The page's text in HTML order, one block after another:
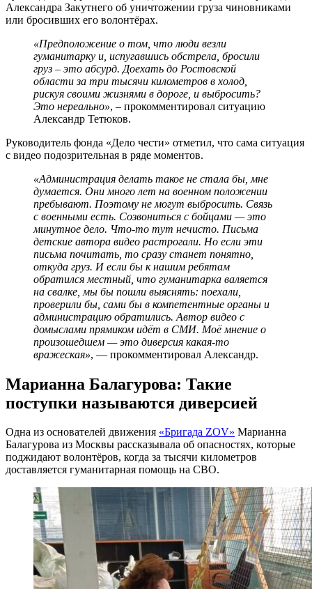
Александра Закутнего об уничтожении груза чиновниками
или бросивших его волонтёрах.
«Предположение о том, что люди везли
гуманитарку и, испугавшись обстрела, бросили
груз – это абсурд. Доехать до Ростовской
области за три тысячи километров в холод,
рискуя своими жизнями в дороге, и выбросить?
Это нереально», – прокомментировал ситуацию
Александр Тетюков.
Руководитель фонда «Дело чести» отметил, что сама ситуация
с видео подозрительная в ряде моментов.
«Администрация делать такое не стала бы, мне
думается. Они много лет на военном положении
пребывают. Поэтому не могут выбросить. Связь
с военными есть. Созвониться с бойцами — это
минутное дело. Что-то тут нечисто. Письма
детские автора видео растрогали. Но если эти
письма почитать, то сразу станет понятно,
откуда груз. И если бы к нашим ребятам
обратился местный, что гуманитарка валяется
на свалке, мы бы пошли выяснять: поехали,
проверили бы, сами бы в компетентные органы и
администрацию обратились. Автор видео с
домыслами прямиком идёт в СМИ. Моё мнение о
произошедшем — это диверсия какая-то
вражеская», — прокомментировал Александр.
Марианна Балагурова: Такие
поступки называются диверсией
Одна из основателей движения «Бригада ZOV» Марианна
Балагурова из Москвы рассказывала об опасностях, которые
поджидают волонтёров, когда за тысячи километров
доставляется гуманитарная помощь на СВО.